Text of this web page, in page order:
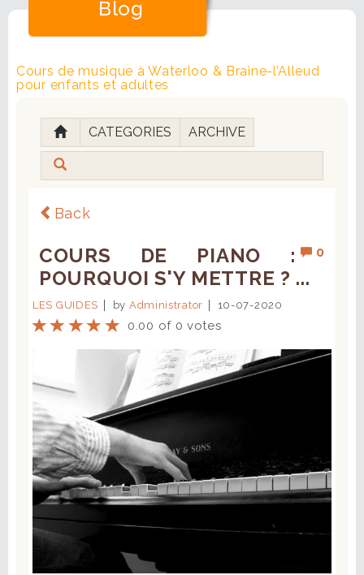
Blog
Cours de musique à Waterloo & Braine-l’Alleud
pour enfants et adultes
CATEGORIES ARCHIVE
Back
0
COURS DE PIANO :
POURQUOI S'Y METTRE ? ...
LES GUIDES by Administrator 10-07-2020
0.00 of 0 votes